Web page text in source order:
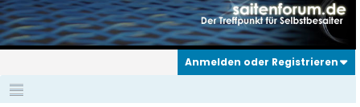
Anmelden oder Registrieren